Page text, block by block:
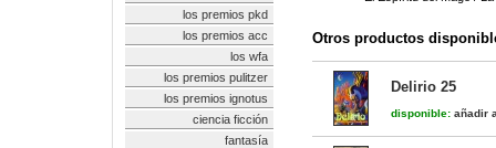
los premios pkd
los premios acc
los wfa
los premios pulitzer
los premios ignotus
ciencia ficción
fantasía
Otros productos
Delirio 25
disponible: añadir